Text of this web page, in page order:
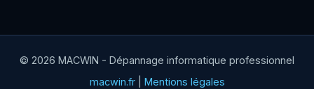
© 2026 MACWIN - Dépannage informatique professionnel
macwin.fr| Mentions légales